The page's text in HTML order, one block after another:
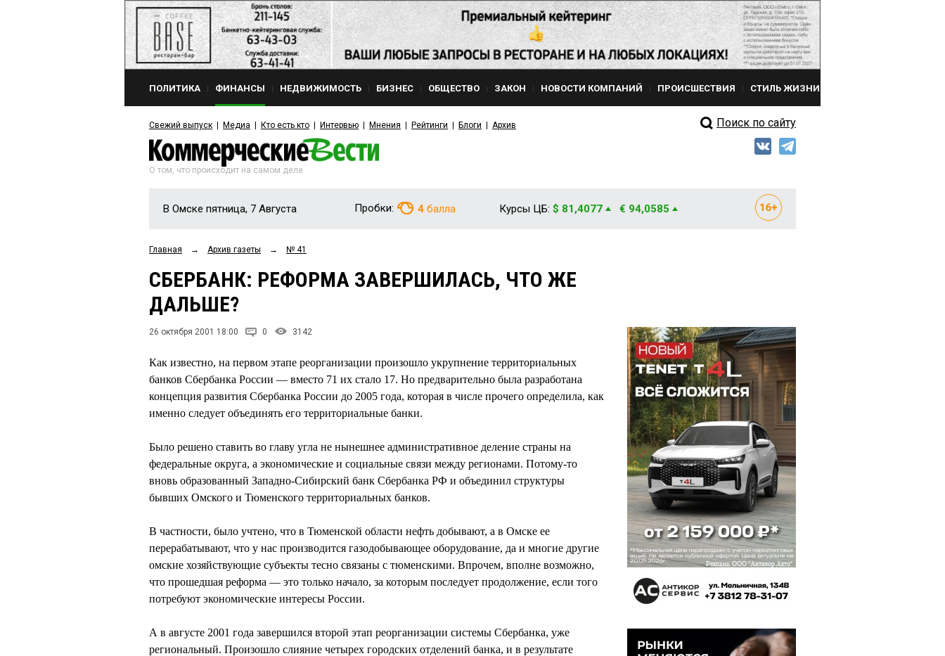
ПОЛИТИКА ФИНАНСЫ НЕДВИЖИМОСТЬ БИЗНЕС ОБЩЕСТВО ЗАКОН НОВОСТИ КОМПАНИЙ ПРОИСШЕСТВИЯ СТИЛЬ ЖИЗНИ
Свежий выпуск Медиа Кто есть кто Интервью Мнения Рейтинги Блоги Архив Поиск по сайту
О том, что происходит на самом деле
В Омске пятница, 7 Августа Пробки: 4 балла Курсы ЦБ: $ 81,4077 € 94,0585
Главная → Архив газеты → № 41
СБЕРБАНК: РЕФОРМА ЗАВЕРШИЛАСЬ, ЧТО ЖЕ
ДАЛЬШЕ?
26 октября 2001 18:00 0 3142
Как известно, на первом этапе реорганизации произошло укрупнение территориальных
банков Сбербанка России — вместо 71 их стало 17. Но предварительно была разработана
концепция развития Сбербанка России до 2005 года, которая в числе прочего определила, как
именно следует объединять его территориальные банки.
Было решено ставить во главу угла не нынешнее административное деление страны на
федеральные округа, а экономические и социальные связи между регионами. Потому-то
вновь образованный Западно-Сибирский банк Сбербанка РФ и объединил структуры
бывших Омского и Тюменского территориальных банков.
В частности, было учтено, что в Тюменской области нефть добывают, а в Омске ее
перерабатывают, что у нас производится газодобывающее оборудование, да и многие другие
омские хозяйствующие субъекты тесно связаны с тюменскими. Впрочем, вполне возможно,
что прошедшая реформа — это только начало, за которым последует продолжение, если того
потребуют экономические интересы России.
А в августе 2001 года завершился второй этап реорганизации системы Сбербанка, уже
региональный. Произошло слияние четырех городских отделений банка, и в результате